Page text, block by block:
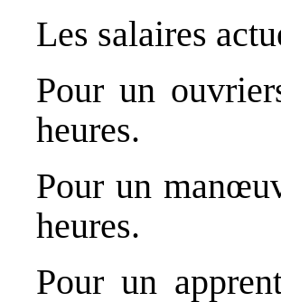
Les salaires
Pour un
heures.
Pour un
heures.
Pour un